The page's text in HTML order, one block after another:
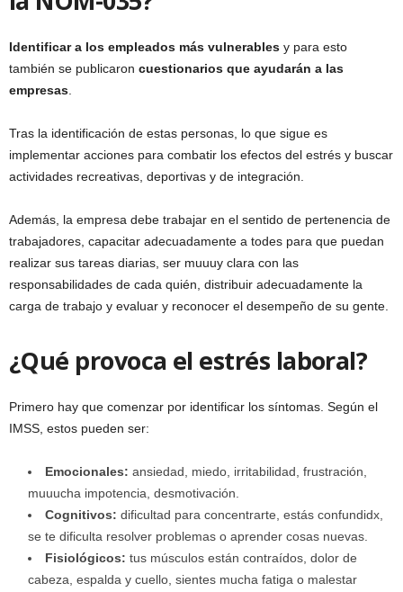
Identificar a los empleados más vulnerables y para esto
también se publicaron cuestionarios que ayudarán a las
empresas
Tras la identificación de estas personas, lo que sigue es
implementar acciones para combatir los efectos del estrés y buscar
actividades recreativas, deportivas y de integración.
Además, la empresa debe trabajar en el sentido de pertenencia de
trabajadores, capacitar adecuadamente a todes para que puedan
realizar sus tareas diarias, ser muuuy clara con las
responsabilidades de cada quién, distribuir adecuadamente la
carga de trabajo y evaluar y reconocer el desempeño de su gente.
¿Qué provoca el estrés laboral?
Primero hay que comenzar por identificar los síntomas. Según el
IMSS, estos pueden ser:
Emocionales: ansiedad, miedo, irritabilidad, frustración,
muuucha impotencia, desmotivación.
Cognitivos: dificultad para concentrarte, estás confundidx,
se te dificulta resolver problemas o aprender cosas nuevas.
Fisiológicos: tus músculos están contraídos, dolor de
cabeza, espalda y cuello, sientes mucha fatiga o malestar